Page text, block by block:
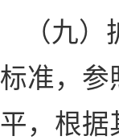
（九
标准，参
平，根据